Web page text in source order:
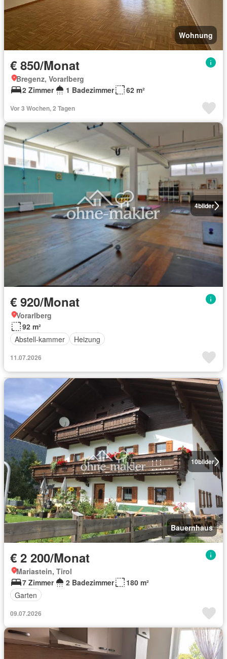
Wohnung
€ 850/Monat
Bregenz, Vorarlberg
2 Zimmer
1 Badezimmer 62 m²
Vor 3 Wochen, 2 Tagen
4bilder
€ 920/Monat
Vorarlberg
92 m²
Abstell-kammer
Heizung
11.07.2026
10bilder
Bauernhaus
€ 2 200/Monat
Mariastein, Tirol
7 Zimmer
2 Badezimmer
180 m²
Garten
09.07.2026